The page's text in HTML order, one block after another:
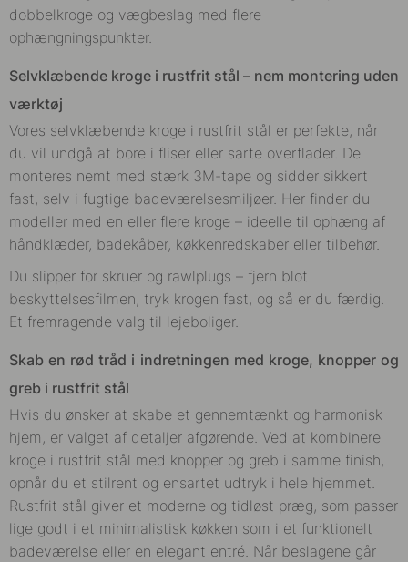
dobbelkroge og vægbeslag med flere
ophængningspunkter.
Selvklæbende kroge i rustfrit stål – nem montering uden
værktøj
Vores selvklæbende kroge i rustfrit stål er perfekte, når
du vil undgå at bore i fliser eller sarte overflader. De
monteres nemt med stærk 3M-tape og sidder sikkert
fast, selv i fugtige badeværelsesmiljøer. Her finder du
modeller med en eller flere kroge – ideelle til ophæng af
håndklæder, badekåber, køkkenredskaber eller tilbehør.
Du slipper for skruer og rawlplugs – fjern blot
beskyttelsesfilmen, tryk krogen fast, og så er du færdig.
Et fremragende valg til lejeboliger.
Skab en rød tråd i indretningen med kroge, knopper og
greb i rustfrit stål
Hvis du ønsker at skabe et gennemtænkt og harmonisk
hjem, er valget af detaljer afgørende. Ved at kombinere
kroge i rustfrit stål med knopper og greb i samme finish,
opnår du et stilrent og ensartet udtryk i hele hjemmet.
Rustfrit stål giver et moderne og tidløst præg, som passer
lige godt i et minimalistisk køkken som i et funktionelt
badeværelse eller en elegant entré. Når beslagene går